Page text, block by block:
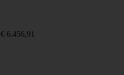
€ 6.456,91